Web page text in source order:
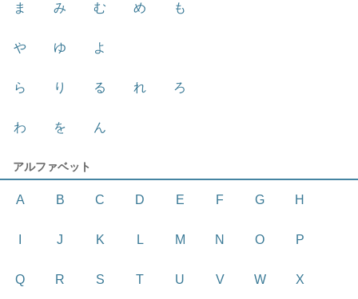
ま み む め も
や ゆ よ
ら り る れ ろ
わ を ん
アルファベット
A B C D E F G H
J K L M N O P
Q R S T U V W X